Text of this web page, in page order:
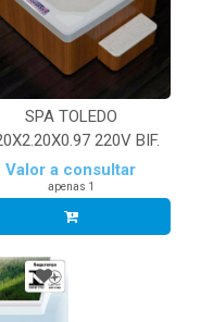
SPA TOLEDO
220V BIF.
Valor a consultar
apenas 1